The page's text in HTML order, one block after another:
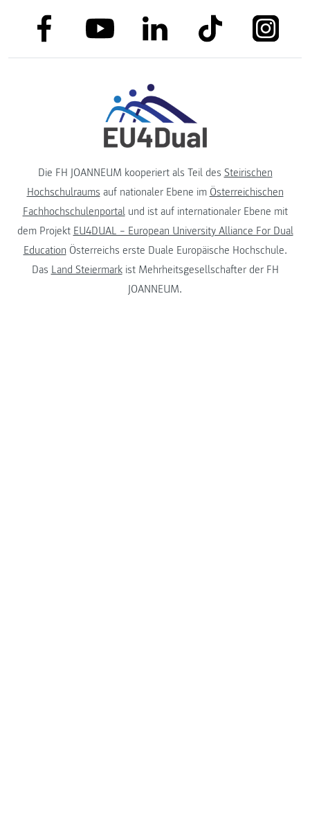
link to facebooklink to youtubelink to linkedinlink to tiktok link to
Die FH JOANNEUM kooperiert als Teil des Steirischen
Hochschulraums auf nationaler Ebene im Österreichischen
Fachhochschulenportalund ist auf internationaler Ebene mit
dem Projekt EU4DUAL – European University Alliance For Dual
Education Österreichs erste Duale Europäische Hochschule.
Das Land Steiermarkist Mehrheitsgesellschafter der FH
JOANNEUM.